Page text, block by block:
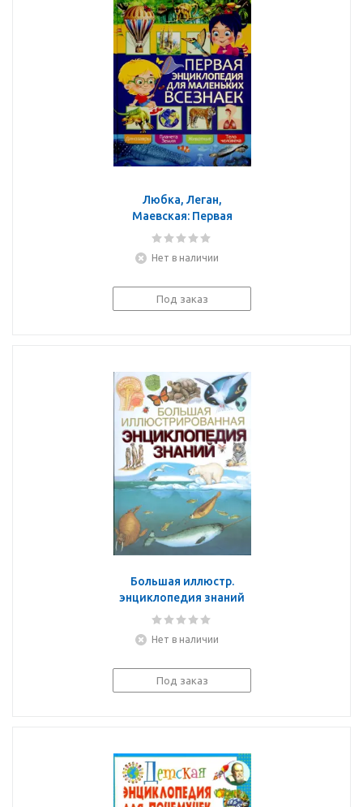
Любка, Леган,
Маевская: Первая
энциклопедия для
Нет в наличии
Под заказ
Большая иллюстр.
энциклопедия знаний
Нет в наличии
Под заказ